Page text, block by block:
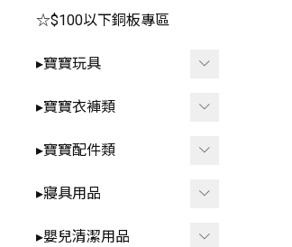
🔥推薦玩具區
- *2-3歲⧸聲光.探索.益
智
Y.早教學習
🍼 清新奶油系BABY用品
▸雨季防水.我不怕
☆$100以下銅板專區
▸寶寶玩具
▸洗澡⧸戲水玩具
▸益智玩具
▸寶寶衣褲類
▸春夏童裝
衣.褲子
▸寶寶配件類
▸圍兜⧸口水巾
▸髮飾⧸髮夾⧸髮圈
▸寢具用品
▸包巾⧸蓋毯⧸保暖睡袋
▸嬰兒清潔用品